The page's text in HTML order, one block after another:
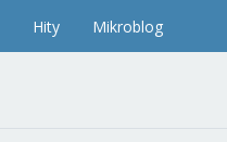
Hity Mikroblog